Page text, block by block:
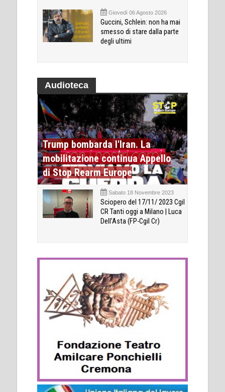
Giovedì 06 Agosto 2026
Guccini, Schlein: non ha mai
smesso di stare dalla parte
degli ultimi
Audioteca
Trump bombarda l'Iran. La
mobilitazione continua Appello
di Stop Rearm Europe
Sabato 18 Novembre 2023
Sciopero del 17/11/ 2023 Cgil
CR Tanti oggi a Milano | Luca
Dell’Asta (FP-Cgil Cr)